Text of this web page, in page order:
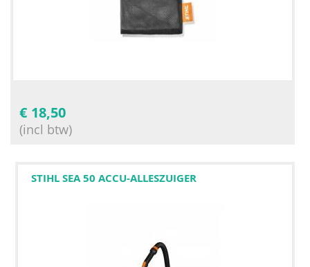
€ 18,50
(incl btw)
STIHL SEA 50 ACCU-ALLESZUIGER